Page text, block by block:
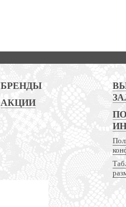
БРЕНДЫ
АКЦИИ